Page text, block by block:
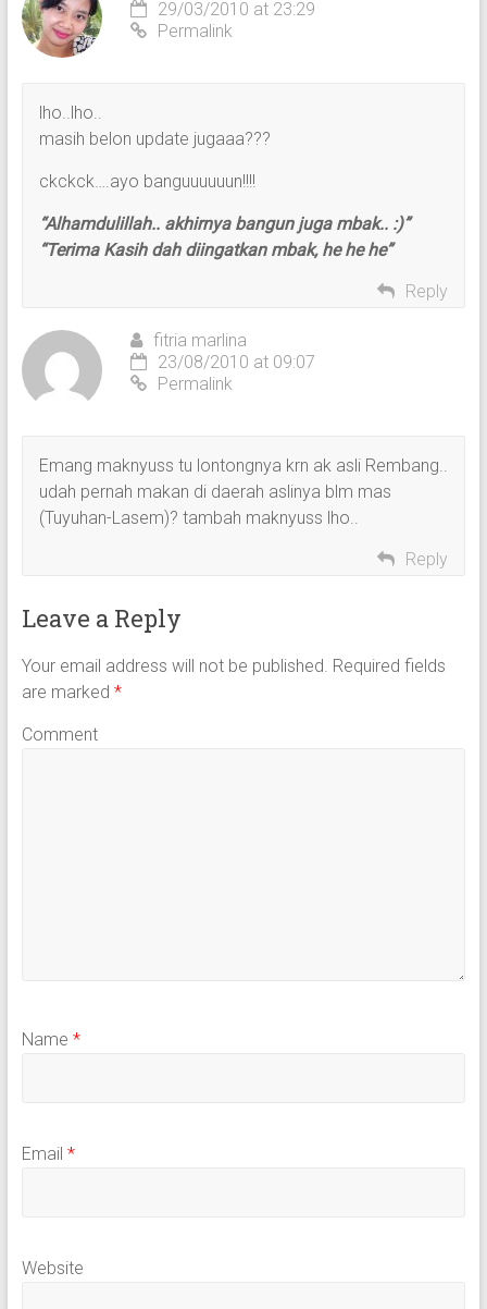
29/03/2010 at 23:29
Permalink
lho..lho..
masih belon update jugaaa???
ckckck….ayo banguuuuuun!!!!
“Alhamdulillah.. akhirnya bangun juga mbak.. :)”
“Terima Kasih dah diingatkan mbak, he he he”
Reply
fitria marlina
23/08/2010 at 09:07
Permalink
Emang maknyuss tu lontongnya krn ak asli Rembang..
udah pernah makan di daerah aslinya blm mas
(Tuyuhan-Lasem)? tambah maknyuss lho..
Reply
Leave a Reply
Your email address will not be published. Required fields
are marked *
Comment
Name *
Email *
Website